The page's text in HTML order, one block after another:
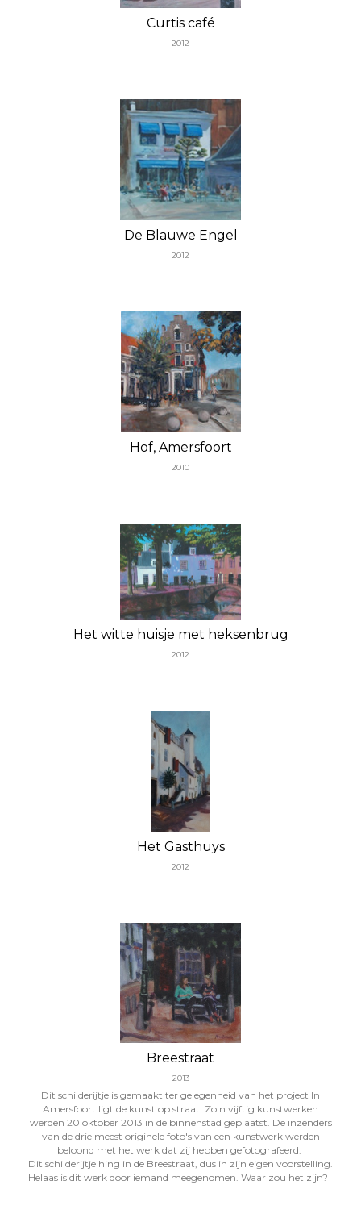
Curtis café
2012
De Blauwe Engel
2012
Hof, Amersfoort
2010
Het witte huisje met heksenbrug
2012
Het Gasthuys
2012
Breestraat
2013
Dit schilderijtje is gemaakt ter gelegenheid van het project In
Amersfoort ligt de kunst op straat. Zo'n vijftig kunstwerken
werden 20 oktober 2013 in de binnenstad geplaatst. De inzenders
van de drie meest originele foto's van een kunstwerk werden
beloond met het werk dat zij hebben gefotografeerd.
Dit schilderijtje hing in de Breestraat, dus in zijn eigen voorstelling.
Helaas is dit werk door iemand meegenomen. Waar zou het zijn?